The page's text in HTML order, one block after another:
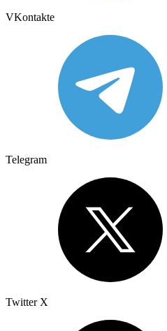
VKontakte
Telegram
Twitter X